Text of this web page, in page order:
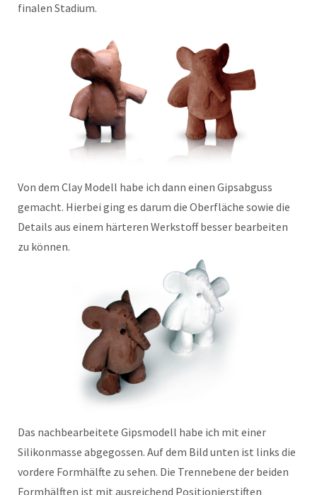
finalen Stadium.
Von dem Clay Modell habe ich dann einen Gipsabguss
gemacht. Hierbei ging es darum die Oberfläche sowie die
Details aus einem härteren Werkstoff besser bearbeiten
zu können.
Das nachbearbeitete Gipsmodell habe ich mit einer
Silikonmasse abgegossen. Auf dem Bild unten ist links die
vordere Formhälfte zu sehen. Die Trennebene der beiden
Formhälften ist mit ausreichend Positionierstiften